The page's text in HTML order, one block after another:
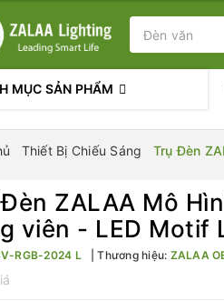
MỤC SẢN PHẨM
Thiết Bị Chiếu Sáng Trụ Đèn
ZALAA Mô
viên - LED Motif
RGB-2024 L Thương hiệu: ZALAA